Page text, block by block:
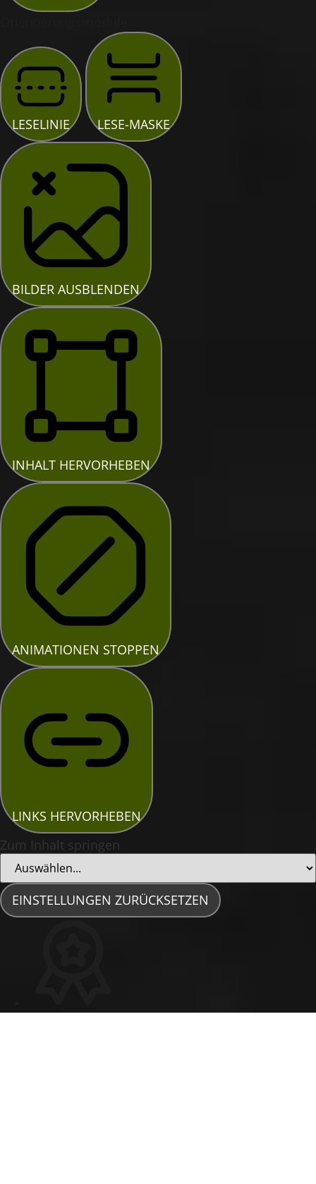
LESELINIE LESE-MASKE
BILDER AUSBLENDEN
INHALT HERVORHEBEN
ANIMATIONEN STOPPEN
LINKS HERVORHEBEN
Zum Inhalt springen
EINSTELLUNGEN ZURÜCKSETZEN